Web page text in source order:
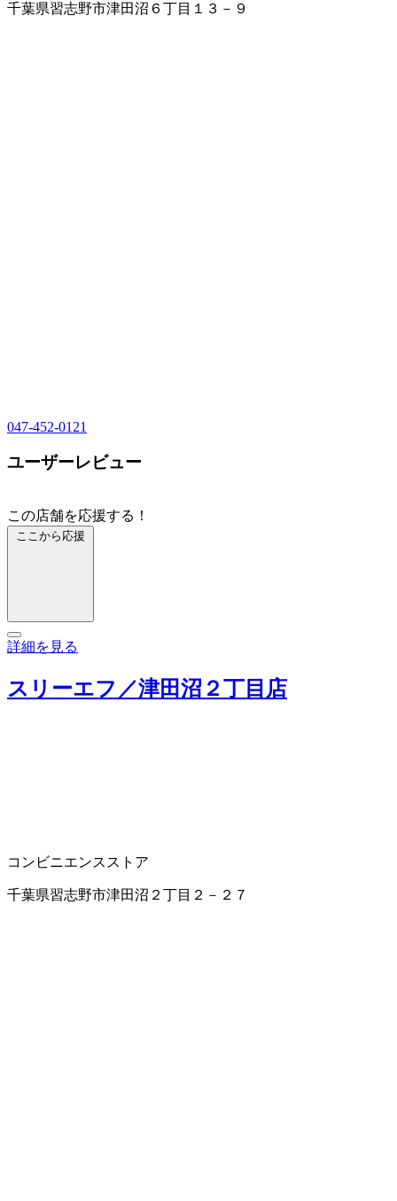
千葉県習志野市津田沼６丁目１３－９
047-452-0121
ユーザーレビュー
この店舗を応援する！
ここから応援
詳細を見る
スリーエフ／津田沼２丁目店
コンビニエンスストア
千葉県習志野市津田沼２丁目２－２７